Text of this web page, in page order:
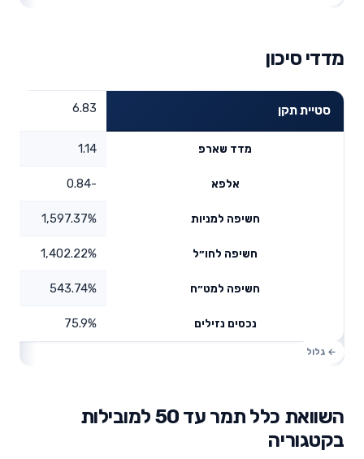
מדדי סיכון
סטיית תקן 6.83
מדד שארפ 1.14
אלפא -0.84
חשיפה למניות 1,597.37%
חשיפה לחו״ל 1,402.22%
חשיפה למט״ח 543.74%
נכסים נזילים 75.9%
השוואת כלל תמר עד 50 למובילות
בקטגוריה